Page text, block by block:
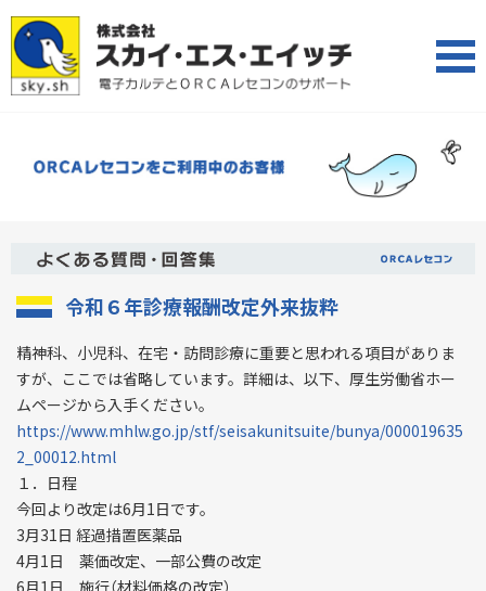
令和６年診療報酬改定外来抜粋
精神科、小児科、在宅・訪問診療に重要と思われる項目がありま
すが、ここでは省略しています。詳細は、以下、厚生労働省ホー
ムページから入手ください。
https://www.mhlw.go.jp/stf/seisakunitsuite/bunya/000019635
2_00012.html
１．日程
今回より改定は6月1日です。
3月31日 経過措置医薬品
4月1日 薬価改定、一部公費の改定